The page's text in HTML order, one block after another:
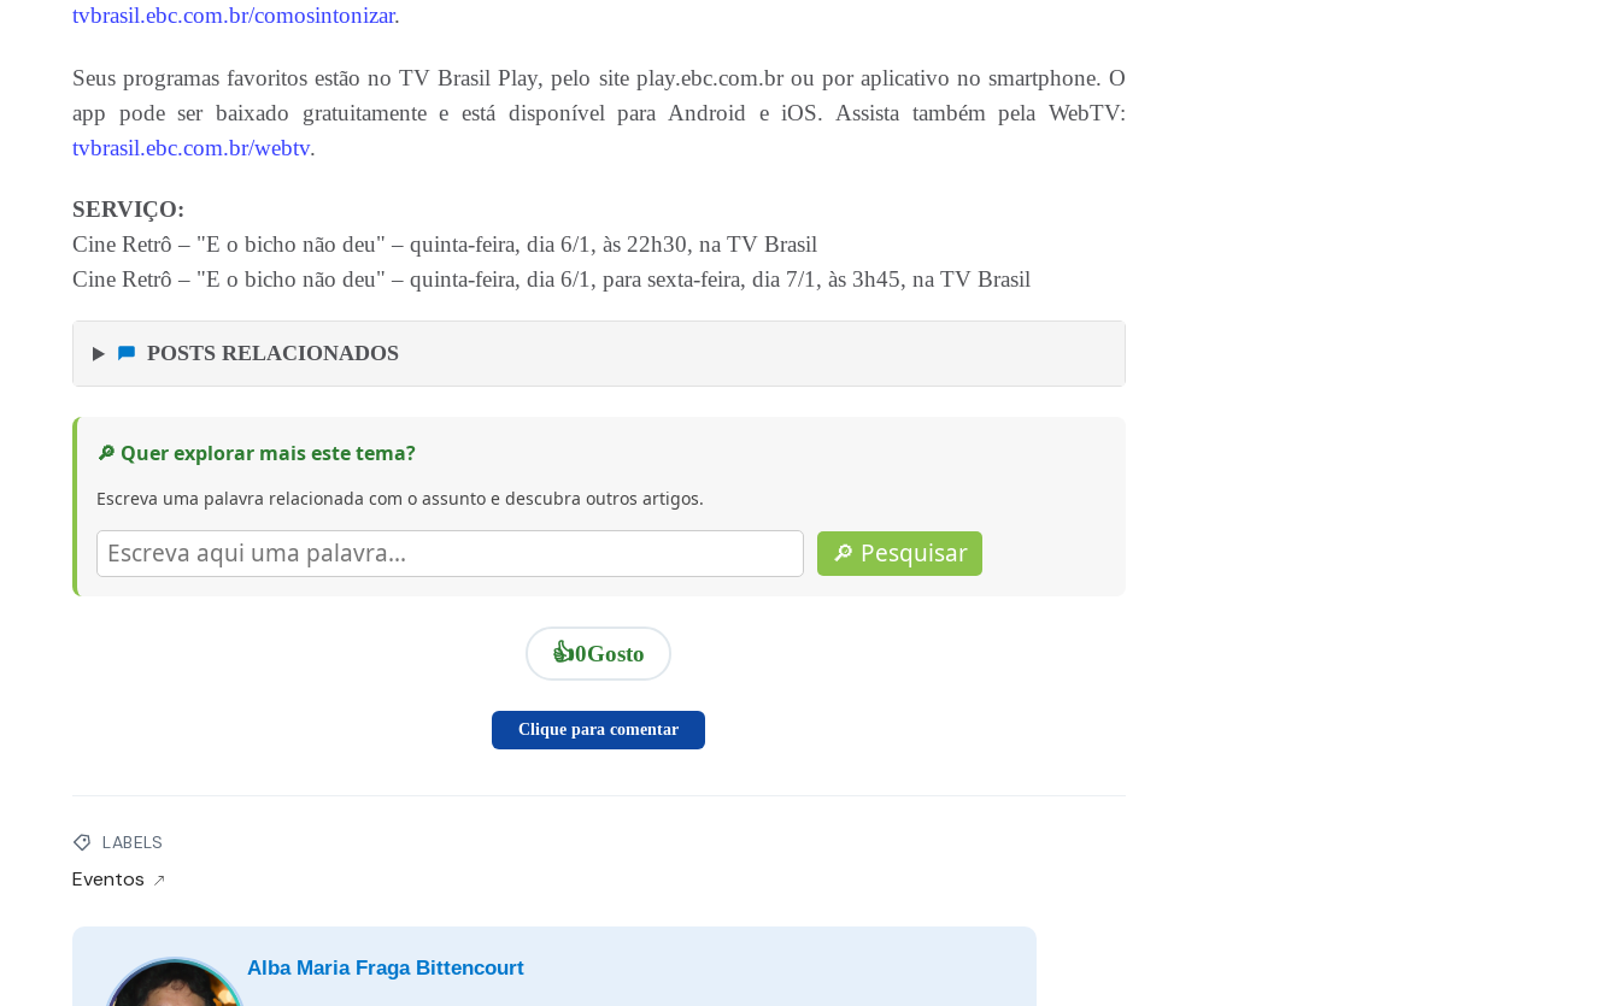
tvbrasil.ebc.com.br/comosintonizar.
Seus programas favoritos estão no TV Brasil Play, pelo site play.ebc.com.br ou por aplicativo no smartphone. O
app pode ser baixado gratuitamente e está disponível para Android e iOS. Assista também pela WebTV:
tvbrasil.ebc.com.br/webtv.
SERVIÇO:
Cine Retrô – "E o bicho não deu" – quinta-feira, dia 6/1, às 22h30, na TV Brasil
Cine Retrô – "E o bicho não deu" – quinta-feira, dia 6/1, para sexta-feira, dia 7/1, às 3h45, na TV Brasil
POSTS RELACIONADOS
🔎 Quer explorar mais este tema?
Escreva uma palavra relacionada com o assunto e descubra outros artigos.
🔎 Pesquisar
👍0Gosto
Clique para comentar
LABELS
Eventos
Alba Maria Fraga Bittencourt